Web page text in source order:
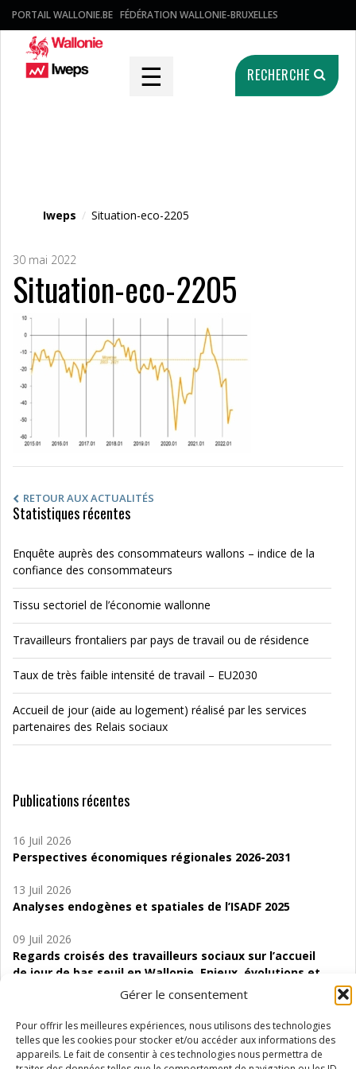
Gérer le consentement
Pour offrir les meilleures expériences, nous utilisons des technologies
telles que les cookies pour stocker et/ou accéder aux informations des
appareils. Le fait de consentir à ces technologies nous permettra de
PORTAIL WALLONIE.BE FÉDÉRATION WALLONIE-BRUXELLES
☰ RECHERCHE
Iweps / Situation-eco-2205
30 mai 2022
Situation-eco-2205
RETOUR AUX ACTUALITÉS
Statistiques récentes
Enquête auprès des consommateurs wallons – indice de la
confiance des consommateurs
Tissu sectoriel de l’économie wallonne
Travailleurs frontaliers par pays de travail ou de résidence
Taux de très faible intensité de travail – EU2030
Accueil de jour (aide au logement) réalisé par les services
partenaires des Relais sociaux
Publications récentes
16 Juil 2026
Perspectives économiques régionales 2026-2031
13 Juil 2026
Analyses endogènes et spatiales de l’ISADF 2025
09 Juil 2026
Regards croisés des travailleurs sociaux sur l’accueil
de jour de bas seuil en Wallonie. Enjeux, évolutions et
06 Juil 2026
Étude d’évaluabilité des Structures
d’accompagnement à l’autocréation d’emploi (SAACE)